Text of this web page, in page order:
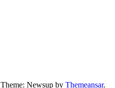
Theme: Newsup by Themeansar.